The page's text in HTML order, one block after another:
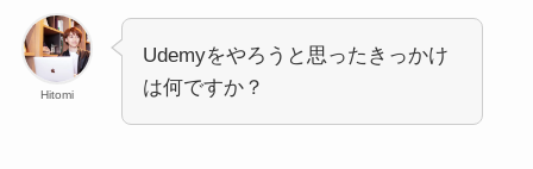
Hitomi
Udemyをやろうと思ったきっかけ
は何ですか？